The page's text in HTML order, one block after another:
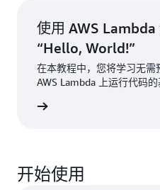
使用 AWS
“Hello, World!”
在本教程中，您将学习无
AWS Lambda 上运行代码的
开始使用